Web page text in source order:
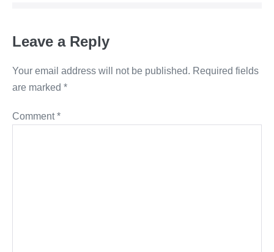
Leave a Reply
Your email address will not be published. Required fields
are marked *
Comment*